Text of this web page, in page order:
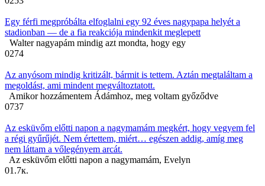
Egy férfi megpróbálta elfoglalni egy 92 éves nagypapa helyét a
stadionban — de a fia reakciója mindenkit meglepett
Walter nagyapám mindig azt mondta, hogy egy
0274
Az anyósom mindig kritizált, bármit is tettem. Aztán megtaláltam a
megoldást, ami mindent megváltoztatott.
Amikor hozzámentem Ádámhoz, meg voltam győződve
0737
Az esküvőm előtti napon a nagymamám megkért, hogy vegyem fel
a régi gyűrűjét. Nem értettem, miért… egészen addig, amíg meg
nem láttam a vőlegényem arcát.
Az esküvőm előtti napon a nagymamám, Evelyn
01.7к.